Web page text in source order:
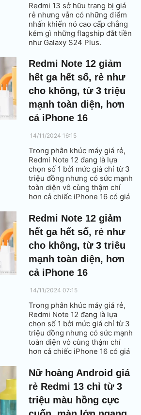
Redmi 13 sở hữu trang bị giá
rẻ nhưng vẫn có những điểm
nhấn khiến nó cao cấp chẳng
kém gì những flagship đắt tiền
như Galaxy S24 Plus.
Redmi Note 12 giảm
hết ga hết số, rẻ như
cho không, từ 3 triệu
mạnh toàn diện, hơn
cả iPhone 16
14/11/2024 16:15
Trong phân khúc máy giá rẻ,
Redmi Note 12 đang là lựa
chọn số 1 bởi mức giá chỉ từ 3
triệu đồng nhưng có sức mạnh
toàn diện vô cùng thậm chí
hơn cả chiếc iPhone 16 có giá
Redmi Note 12 giảm
hết ga hết số, rẻ như
cho không, từ 3 triêu
mạnh toàn diện, hơn
cả iPhone 16
14/11/2024 07:15
Trong phân khúc máy giá rẻ,
Redmi Note 12 đang là lựa
chọn số 1 bởi mức giá chỉ từ 3
triệu đồng nhưng có sức mạnh
toàn diện vô cùng thậm chí
hơn cả chiếc iPhone 16 có giá
Nữ hoàng Android giá
rẻ Redmi 13 chỉ từ 3
triệu màu hồng cực